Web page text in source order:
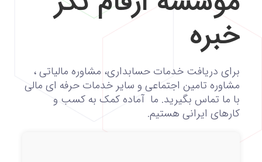
خبره
برای دریافت خدمات حسابداری، مشاوره مالیاتی ،
مشاوره تامین اجتماعی و سایر خدمات حرفه‌ ای مالی
با ما تماس بگیرید. ما آماده کمک به کسب‌ و
کارهای ایرانی هستیم.